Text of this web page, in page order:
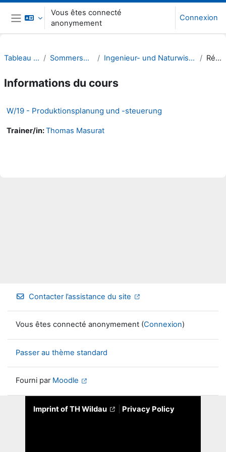
Passer au contenu principal
Panneau latéral
Vous êtes connecté
anonymement
Connexion
Tableau de bord Sommersemester 21 Ingenieur- und Naturwissenschaften (INW) Résumé
Informations du cours
W/19 - Produktionsplanung und -steuerung
Trainer/in:Thomas Masurat
Contacter l’assistance du site
Vous êtes connecté anonymement (Connexion)
Passer au thème standard
Fourni par Moodle
Imprint of TH Wildau Privacy Policy